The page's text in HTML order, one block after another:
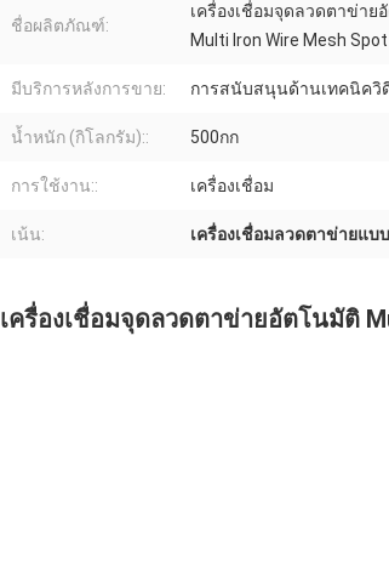
ชื่อผลิตภัณฑ์:
เครื่องเชื่อมจุดลวดตาข่าย
Multi Iron Wire Mesh
มีบริการหลังการขาย: การสนับสนุนด้านเทคนิควิ
น้ำหนัก (กิโลกรัม):: 500กก
การใช้งาน:: เครื่องเชื่อม
เน้น: เครื่องเชื่อมลวดตาข่ายแบ
เครื่องเชื่อมจุดลวดตาข่ายอัตโนมัติ